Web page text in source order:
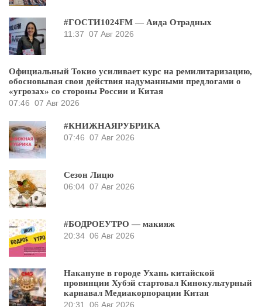
#ГОСТИ1024FM — Аида Отрадных
11:37 07 Авг 2026
Официальный Токио усиливает курс на ремилитаризацию,
обосновывая свои действия надуманными предлогами о
«угрозах» со стороны России и Китая
07:46 07 Авг 2026
#КНИЖНАЯРУБРИКА
07:46 07 Авг 2026
Сезон Лицю
06:04 07 Авг 2026
#БОДРОЕУТРО — макияж
20:34 06 Авг 2026
Накануне в городе Ухань китайской
провинции Хубэй стартовал Кинокультурный
карнавал Медиакорпорации Китая
20:31 06 Авг 2026